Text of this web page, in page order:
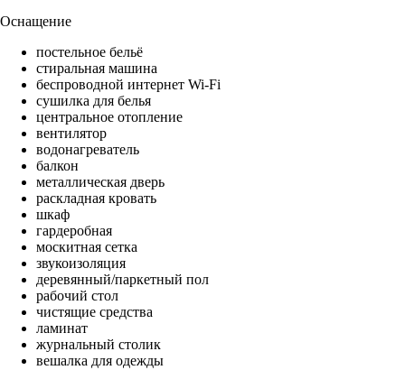
Оснащение
постельное бельё
стиральная машина
беспроводной интернет Wi-Fi
сушилка для белья
центральное отопление
вентилятор
водонагреватель
балкон
металлическая дверь
раскладная кровать
шкаф
гардеробная
москитная сетка
звукоизоляция
деревянный/паркетный пол
рабочий стол
чистящие средства
ламинат
журнальный столик
вешалка для одежды